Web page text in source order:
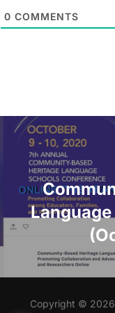
*0 COMMENTS
Post
navigation
Copyright © 2026